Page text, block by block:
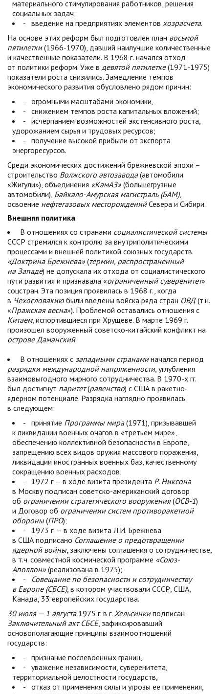
материального стимулирования работников, решения
социальных задач;
- введение на предприятиях элементов хозрасчета.
На основе этих реформ был подготовлен план восьмой
пятилетки(1966-1970), давший наилучшие количественные
и качественные показатели. В 1968 г. начался отход
от политики реформ. Уже в девятой пятилетке(1971-1975)
показатели роста снизились. Замедление темпов
экономического развития обусловлено рядом причин:
- огромными масштабами экономики,
- снижением темпов роста капитальных вложений;
- исчерпанием возможностей экстенсивного роста,
удорожанием сырья и трудовых ресурсов;
- получение высокой прибыли от экспорта
энергоресурсов.
Среди экономических достижений брежневской эпохи –
строительство Волжского автозавода(автомобили
«Жигули»), объединения «КамАЗ» (большегрузные
автомобили), Байкало-Амурская магистраль (БАМ),
освоение нефтегазовых месторожденийСевера и Сибири.
Внешняя политика
В отношениях со странами социалистической системы
СССР стремился к контролю за внутриполитическими
процессами и внешней политикой союзных государств.
«Доктрина Брежнева» (термин, распространенный
на Западе) не допускала их отхода от социалистического
пути развития и признавала «ограниченный суверенитет»
соцстран. Эта позиция проявилась в 1968 г., когда
в Чехословакию были введены войска ряда стран ОВД(т.н.
«Пражская весна»). Проблемой оставались отношения с
Китаем, испортившиеся при Хрущеве. В марте 1969 г.
произошел вооруженный советско-китайский конфликт на
острове Даманский.
В отношениях с западными странаминачался период
разрядки международной напряженности, углубления
взаимовыгодного мирного сотрудничества. В 1970-х гг.
был достигнут паритет(равенство) с США в ракетно-
ядерном потенциале. Разрядка наглядно проявилась
в следующем:
- принятие Программы мира(1971), призывавшей
к ликвидации военных очагов в «третьем мире»,
обеспечению коллективной безопасности в Европе,
запрещению всех видов оружия массового поражения,
ликвидации иностранных военных баз, качественному
сокращению военных расходов;
- 1972 г — в ходе визита президента Р. Никсона
в Москву подписан советско-американский договор
об ограничении стратегического вооружения(ОСВ-1)
и Договор об ограничении систем противоракетной
обороны(ПРО);
- 1973 г. — в ходе визита Л.И. Брежнева
в США подписано Соглашение о предотвращении
ядерной войны, заключены соглашения о сотрудничестве,
в т.ч. совместной космической программе «Союз-
Аполлон» (реализована в 1975);
- Совещание по безопасности и сотрудничеству
в Европе (СБСЕ), в котором участвовали СССР, США,
Канада, 33 европейских государства.
30 июля — 1 августа1975 г. в г. Хельсинкиподписан
Заключительный акт СБСЕ, зафиксировавший
основополагающие принципы взаимоотношений
государств:
- признание послевоенных границ,
- уважение независимости, суверенитета,
территориальной целостности государств,
- отказ от применения силы и угрозы ее применения,